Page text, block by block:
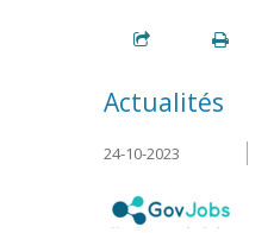
Actualités
24-10-2023